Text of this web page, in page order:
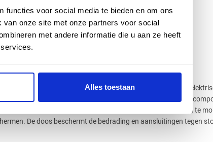
functies voor social media te bieden en om ons
onze site met onze partners voor social
met andere informatie die u aan ze heeft
Alles toestaan
inbouw
16/19/20mm
inbouwdoos of elektradoos is een essentieel onderdeel in
wordt in de muur of in het plafond ingebouwd om elektrische
stopcontacten, schakelaars en andere aansluitpunten te
De doos beschermt de bedrading en aansluitingen tegen